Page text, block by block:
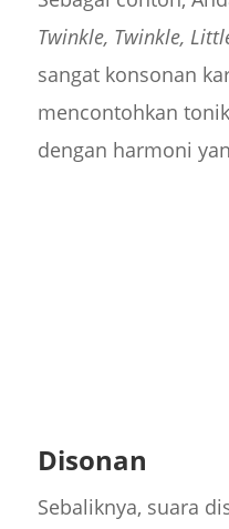
Twinkle, Twinkle,
sangat konsonan
mencontohkan
dengan harmoni
Disonan
Sebaliknya, suara